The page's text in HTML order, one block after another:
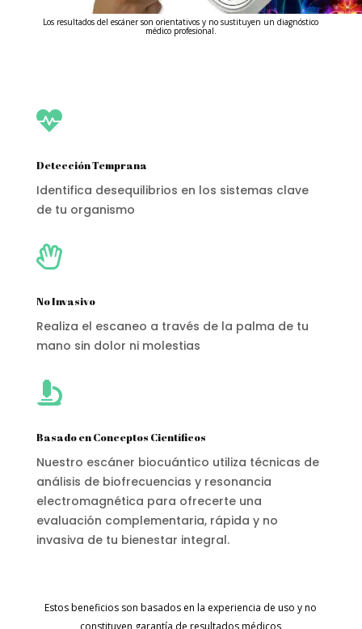
Los resultados del escáner son orientativos y no sustituyen un diagnóstico
médico profesional.

Detección Temprana
Identifica desequilibrios en los sistemas clave
de tu organismo

No Invasivo
Realiza el escaneo a través de la palma de tu
mano sin dolor ni molestias

Basado en Conceptos Científicos
Nuestro escáner biocuántico utiliza técnicas de
análisis de biofrecuencias y resonancia
electromagnética para ofrecerte una
evaluación complementaria, rápida y no
invasiva de tu bienestar integral.
Estos beneficios son basados en la experiencia de uso y no
constituyen garantía de resultados médicos